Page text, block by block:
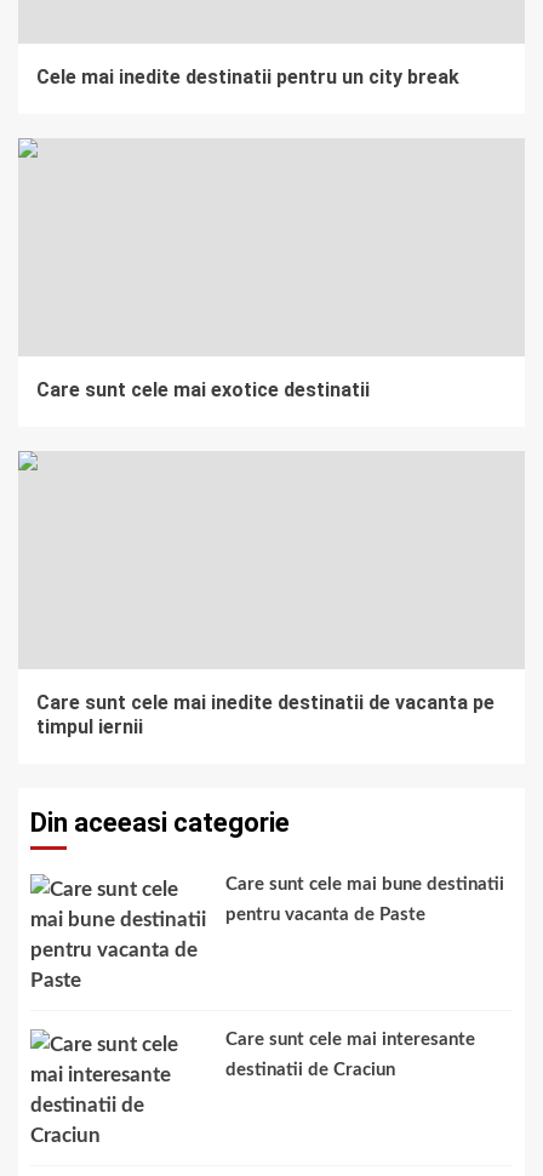
Cele mai inedite destinatii pentru un city break
Care sunt cele mai exotice destinatii
Care sunt cele mai inedite destinatii de vacanta pe
timpul iernii
Din aceeasi categorie
Care sunt cele mai bune destinatii
pentru vacanta de Paste
Care sunt cele mai interesante
destinatii de Craciun